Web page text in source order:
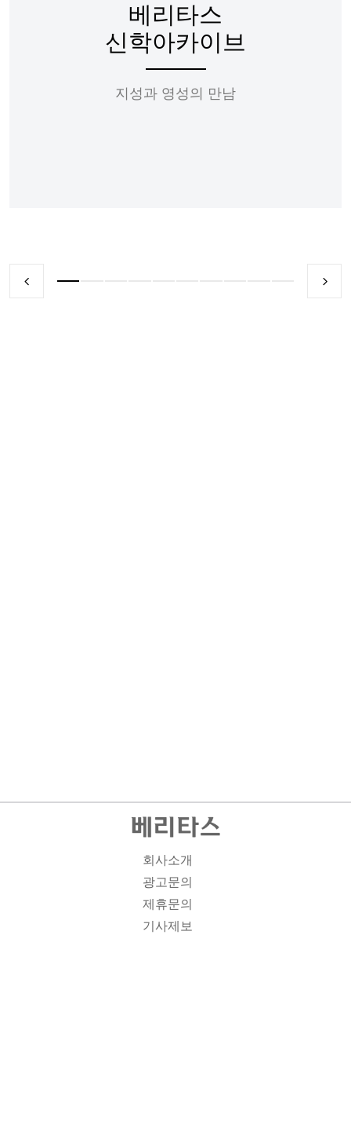
베리타스
신학아카이브
지성과 영성의 만남
회사소개
광고문의
제휴문의
기사제보